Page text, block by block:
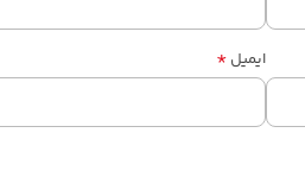
ایمیل *